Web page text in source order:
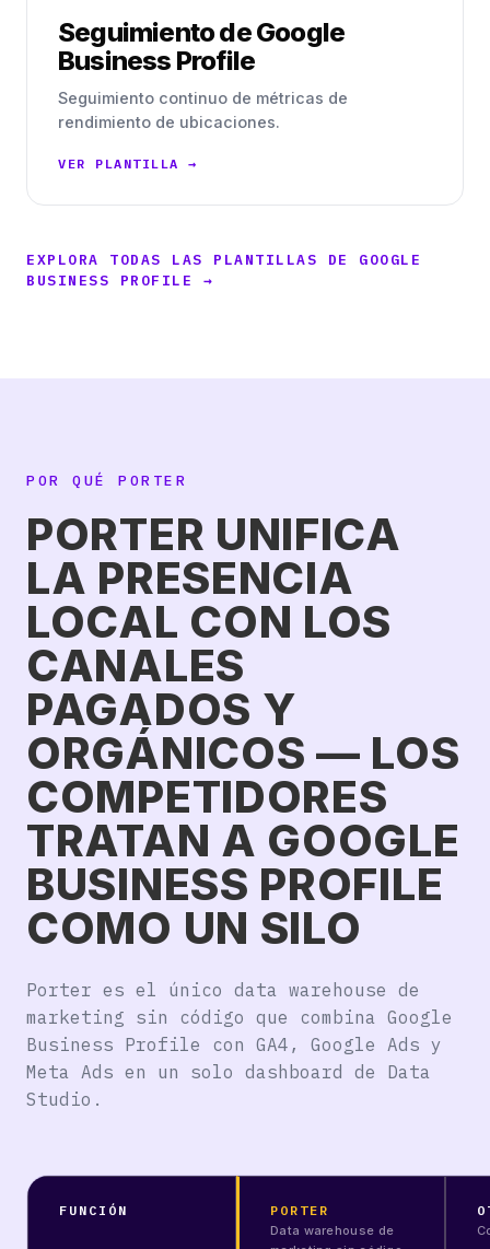
Seguimiento de Google
Business Profile
Seguimiento continuo de métricas de
rendimiento de ubicaciones.
VER PLANTILLA →
EXPLORA TODAS LAS PLANTILLAS DE GOOGLE
BUSINESS PROFILE →
POR QUÉ PORTER
PORTER UNIFICA
LA PRESENCIA
LOCAL CON LOS
CANALES
PAGADOS Y
ORGÁNICOS — LOS
COMPETIDORES
TRATAN A GOOGLE
BUSINESS PROFILE
COMO UN SILO
Porter es el único data warehouse de
marketing sin código que combina Google
Business Profile con GA4, Google Ads y
Meta Ads en un solo dashboard de Data
Studio.
FUNCIÓN PORTER
Data warehouse de